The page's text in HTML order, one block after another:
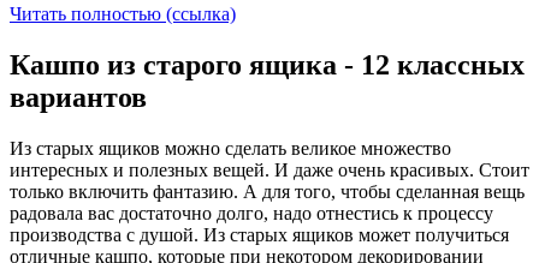
Читать полностью (ссылка)
Кашпо из старого ящика - 12 классных
вариантов
Из старых ящиков можно сделать великое множество
интересных и полезных вещей. И даже очень красивых. Стоит
только включить фантазию. А для того, чтобы сделанная вещь
радовала вас достаточно долго, надо отнестись к процессу
производства с душой. Из старых ящиков может получиться
отличные кашпо, которые при некотором декорировании